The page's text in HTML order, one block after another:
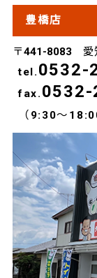
豊橋店
〒441-8083 愛
tel. 0532-
fax.
（9:30～